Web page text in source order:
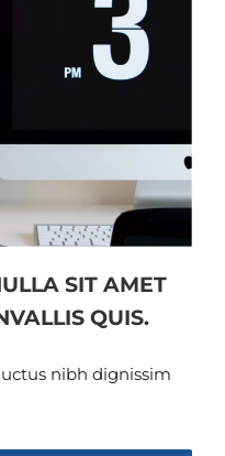
SIT AMET
QUIS.
nibh dignissim